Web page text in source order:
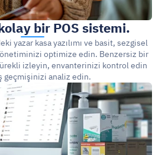
bir POS sistemi.
yazar kasa yazılımı ve basit, sezgisel
optimize edin. Benzersiz bir
izleyin, envanterinizi kontrol edin
geçmişinizi analiz edin.